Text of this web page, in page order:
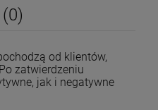
od klientów,
zatwierdzeniu
jak i negatywne